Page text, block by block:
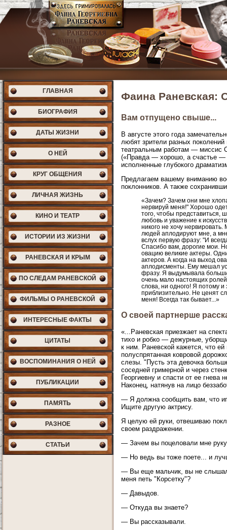
ГЛАВНАЯ
БИОГРАФИЯ
ДАТЫ ЖИЗНИ
О НЕЙ
КРУГ ОБЩЕНИЯ
ЛИЧНАЯ ЖИЗНЬ
КИНО И ТЕАТР
ИСТОРИИ ИЗ ЖИЗНИ
РАНЕВСКАЯ И КРЫМ
ПО СЛЕДАМ РАНЕВСКОЙ
ФИЛЬМЫ О РАНЕВСКОЙ
ИНТЕРЕСНЫЕ ФАКТЫ
ЦИТАТЫ
ВОСПОМИНАНИЯ О НЕЙ
ПУБЛИКАЦИИ
ПАМЯТЬ
РАЗНОЕ
СТАТЬИ
Фаина Раневская:
Вам отпущено свыше...
В августе этого года
любят зрители разных
театральным работам — миссис
(«Правда — хорошо, а счастье —
исполненные глубокого
Предлагаем вашему вниманию
поклонников. А также
«Зачем? Зачем они мне
нервируй меня!" Хорошо
того, чтобы представиться,
любовь и уважение к
никого не хочу
людей аплодируют мне, а
вслух первую фразу: "И
Спасибо вам, дорогие мои.
овацию великие актеры.
актеров. А когда на выход
аплодисменты. Ему мешал
фразу. Я выдумывала
очень мало настоящих
слова, ни одного! Я потому и
приблизительно. Не ценят
меня! Всегда так бывает...»
О своей партнерше
«...Раневская приезжает на
тихо и робко — дежурные,
к ним. Раневской кажется, что
полуспрятанная ковровой
слезы. "Пусть эта девочка
соседней гримерной и через
Георгиевну и спасти от ее
Наконец, натянув на лицо
— Я должна сообщить вам, что
Ищите другую актрису.
Я целую ей руки, отвешиваю
своем раздражении.
— Зачем вы поцеловали мне
— Но ведь вы тоже поете... и
— Вы еще мальчик, вы не
меня петь "Корсетку"?
— Давыдов.
— Откуда вы знаете?
— Вы рассказывали.